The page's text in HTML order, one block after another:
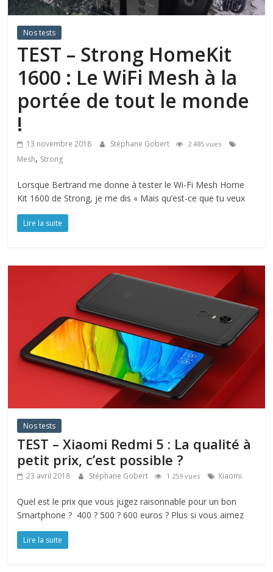
Nos tests
TEST – Strong HomeKit
1600 : Le WiFi Mesh à la
portée de tout le monde
!
13 novembre 2018 Stéphane Gobert 2 485 vues
Mesh, Strong
Lorsque Bertrand me donne à tester le Wi-Fi Mesh Home
Kit 1600 de Strong, je me dis « Mais qu’est-ce que tu veux
Lire la suite
Nos tests
TEST – Xiaomi Redmi 5 : La qualité à
petit prix, c’est possible ?
23 avril 2018 Stéphane Gobert 1 259 vues Xiaomi
Quel est le prix que vous jugez raisonnable pour un bon
Smartphone ? 400 ? 500 ? 600 euros ? Plus si vous aimez
Lire la suite